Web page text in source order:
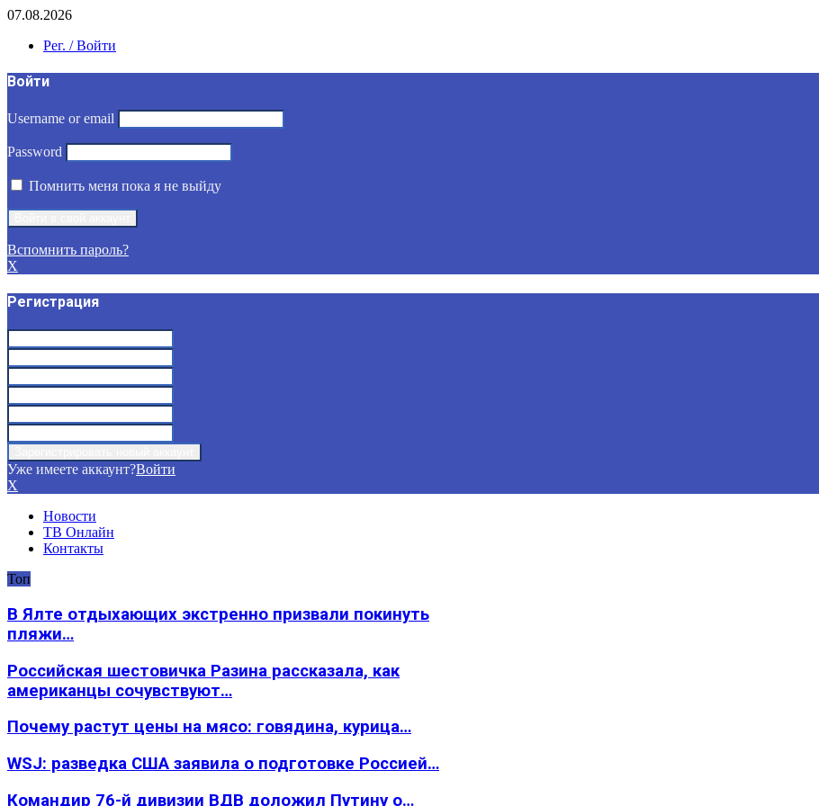
07.08.2026
Рег. / Войти
Войти
Username or email
Password
Помнить меня пока я не выйду
Вспомнить пароль?
X
Регистрация
Уже имеете аккаунт?Войти
X
Новости
ТВ Онлайн
Контакты
Топ
В Ялте отдыхающих экстренно призвали покинуть
пляжи…
Российская шестовичка Разина рассказала, как
американцы сочувствуют…
Почему растут цены на мясо: говядина, курица…
WSJ: разведка США заявила о подготовке Россией…
Командир 76-й дивизии ВДВ доложил Путину о…